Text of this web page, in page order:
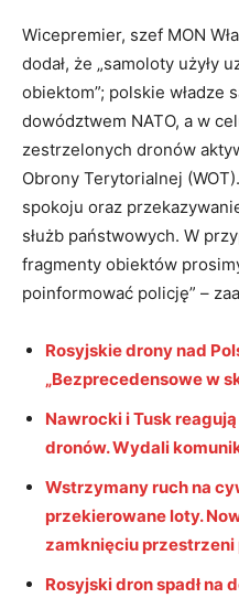
Wicepremier, szef MON
dodał, że „samoloty użyły
obiektom”; polskie władze
dowództwem NATO, a w
zestrzelonych dronów
Obrony Terytorialnej (WOT
spokoju oraz
służb państwowych. W
fragmenty obiektów
poinformować policję” –
Rosyjskie drony nad
„Bezprecedensowe w
Nawrocki i Tusk
dronów. Wydali
Wstrzymany ruch na
przekierowane loty.
zamknięciu
Rosyjski dron spadł na